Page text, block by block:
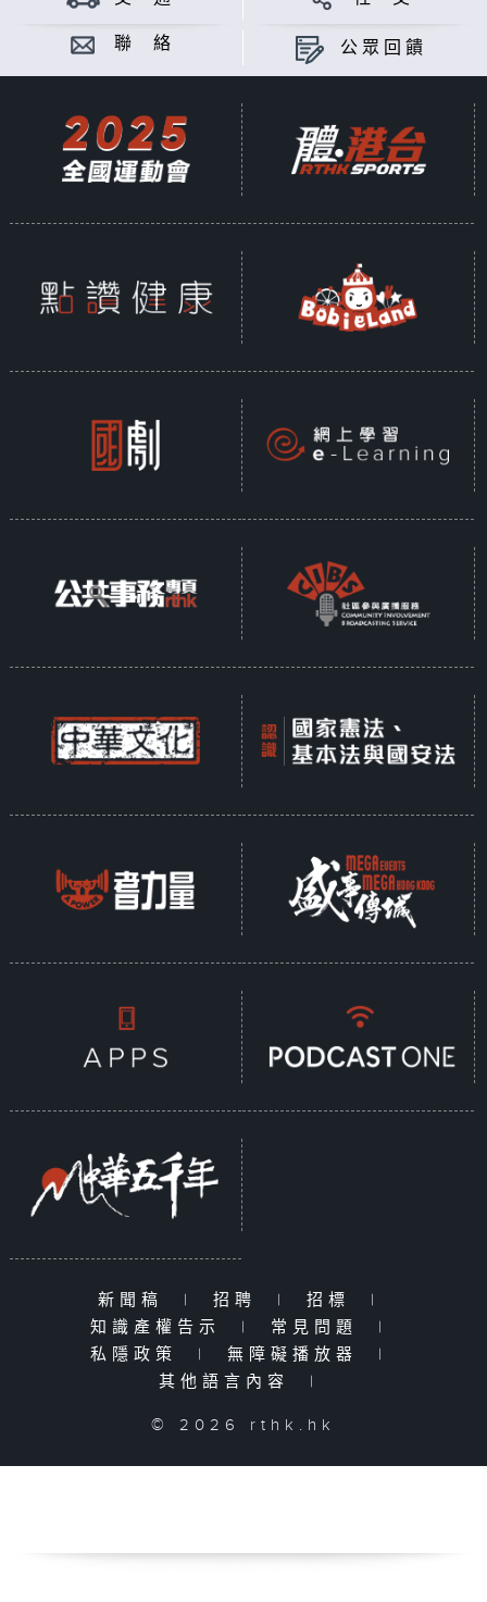
聯 絡 公眾回饋
新聞稿 | 招聘 | 招標
|
知識產權告示
| 常見問題
|
私隱政策
| 無障礙播放器
|
其他語言內容
|
© 2026 rthk.hk